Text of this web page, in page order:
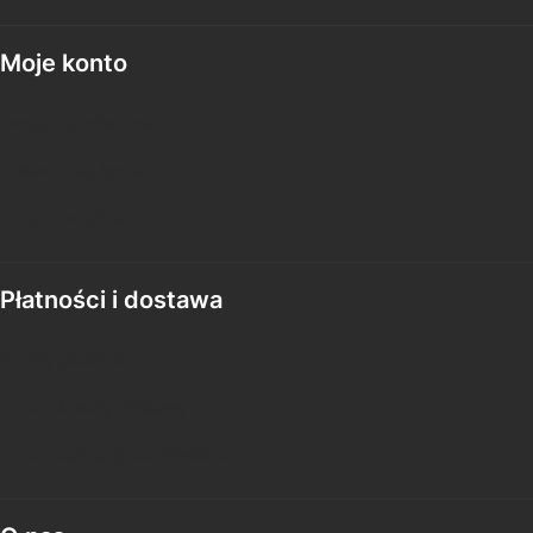
Moje konto
Płatności i dostawa